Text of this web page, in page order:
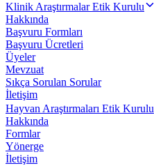
Klinik Araştırmalar Etik Kurulu
Hakkında
Başvuru Formları
Başvuru Ücretleri
Üyeler
Mevzuat
Sıkça Sorulan Sorular
İletişim
Hayvan Araştırmaları Etik Kurulu
Hakkında
Formlar
Yönerge
İletişim